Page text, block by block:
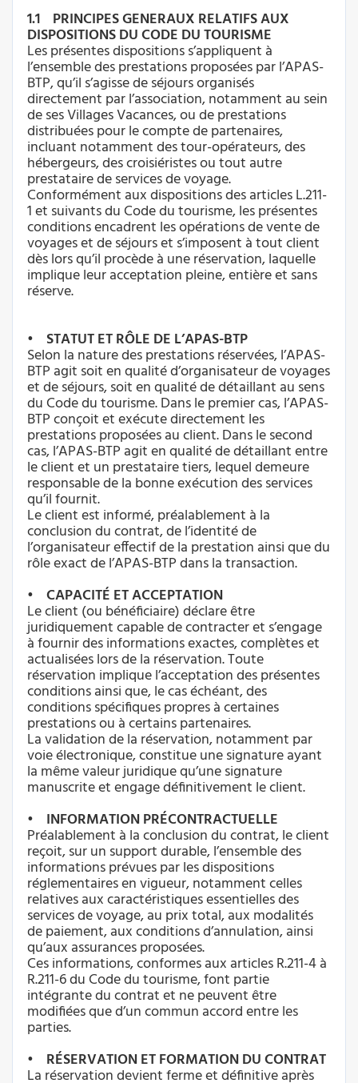
1.1 PRINCIPES GENERAUX RELATIFS AUX
DISPOSITIONS DU CODE DU TOURISME
Les présentes dispositions s’appliquent à
l’ensemble des prestations proposées par l’APAS-
BTP, qu’il s’agisse de séjours organisés
directement par l’association, notamment au sein
de ses Villages Vacances, ou de prestations
distribuées pour le compte de partenaires,
incluant notamment des tour-opérateurs, des
hébergeurs, des croisiéristes ou tout autre
prestataire de services de voyage.
Conformément aux dispositions des articles L.211-
1 et suivants du Code du tourisme, les présentes
conditions encadrent les opérations de vente de
voyages et de séjours et s’imposent à tout client
dès lors qu’il procède à une réservation, laquelle
implique leur acceptation pleine, entière et sans
réserve.
• STATUT ET RÔLE DE L’APAS-BTP
Selon la nature des prestations réservées, l’APAS-
BTP agit soit en qualité d’organisateur de voyages
et de séjours, soit en qualité de détaillant au sens
du Code du tourisme. Dans le premier cas, l’APAS-
BTP conçoit et exécute directement les
prestations proposées au client. Dans le second
cas, l’APAS-BTP agit en qualité de détaillant entre
le client et un prestataire tiers, lequel demeure
responsable de la bonne exécution des services
qu’il fournit.
Le client est informé, préalablement à la
conclusion du contrat, de l’identité de
l’organisateur effectif de la prestation ainsi que du
rôle exact de l’APAS-BTP dans la transaction.
• CAPACITÉ ET ACCEPTATION
Le client (ou bénéficiaire) déclare être
juridiquement capable de contracter et s’engage
à fournir des informations exactes, complètes et
actualisées lors de la réservation. Toute
réservation implique l’acceptation des présentes
conditions ainsi que, le cas échéant, des
conditions spécifiques propres à certaines
prestations ou à certains partenaires.
La validation de la réservation, notamment par
voie électronique, constitue une signature ayant
la même valeur juridique qu’une signature
manuscrite et engage définitivement le client.
• INFORMATION PRÉCONTRACTUELLE
Préalablement à la conclusion du contrat, le client
reçoit, sur un support durable, l’ensemble des
informations prévues par les dispositions
réglementaires en vigueur, notamment celles
relatives aux caractéristiques essentielles des
services de voyage, au prix total, aux modalités
de paiement, aux conditions d’annulation, ainsi
qu’aux assurances proposées.
Ces informations, conformes aux articles R.211-4 à
R.211-6 du Code du tourisme, font partie
intégrante du contrat et ne peuvent être
modifiées que d’un commun accord entre les
parties.
• RÉSERVATION ET FORMATION DU CONTRAT
La réservation devient ferme et définitive après